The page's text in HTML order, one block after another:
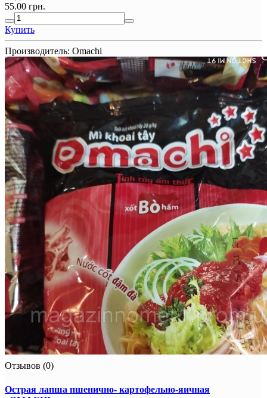
55.00 грн.
Купить
Производитель: Omachi
Отзывов (0)
Острая лапша пшенично- картофельно-яичная